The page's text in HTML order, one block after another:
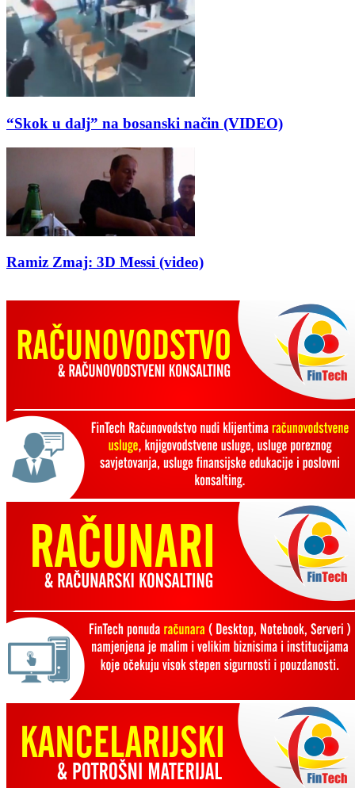
“Skok u dalj” na bosanski način (VIDEO)
Ramiz Zmaj: 3D Messi (video)